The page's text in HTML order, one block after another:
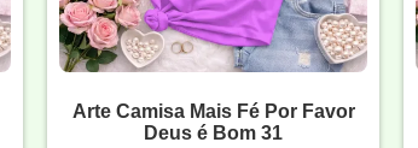
Arte Camisa Mais Fé Por Favor
Deus é Bom 31